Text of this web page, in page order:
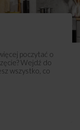
poczytać o
Wejdź do
wszystko, co